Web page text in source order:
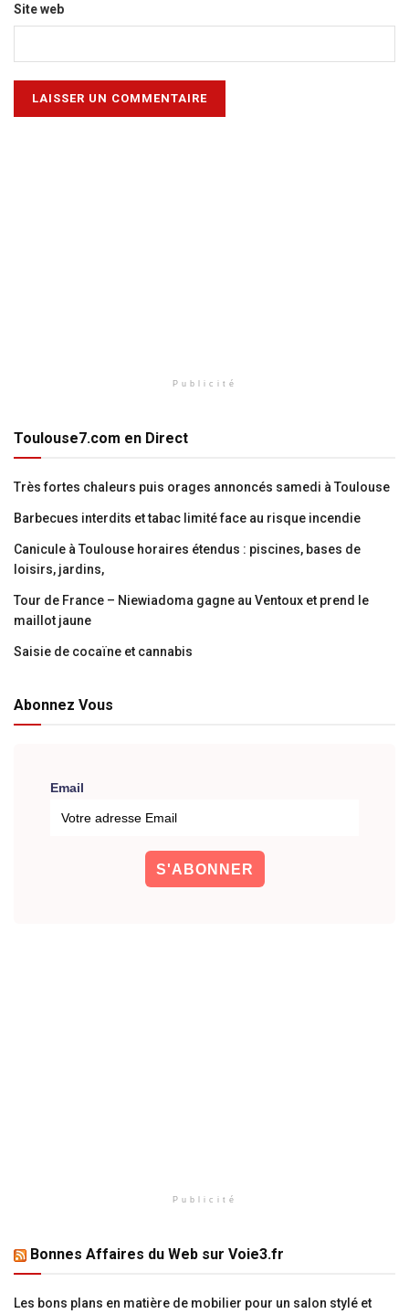
Site web
Publicité
Toulouse7.com en Direct
Très fortes chaleurs puis orages annoncés samedi à Toulouse
Barbecues interdits et tabac limité face au risque incendie
Canicule à Toulouse horaires étendus : piscines, bases de
loisirs, jardins,
Tour de France – Niewiadoma gagne au Ventoux et prend le
maillot jaune
Saisie de cocaïne et cannabis
Abonnez Vous
Email
Publicité
Bonnes Affaires du Web sur Voie3.fr
Les bons plans en matière de mobilier pour un salon stylé et